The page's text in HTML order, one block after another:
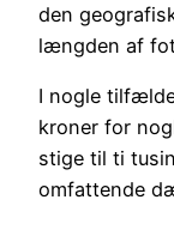
den
længden af
I nogle
kroner for
stige til ti
omfattende